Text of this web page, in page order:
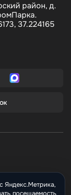
район, д.
37.224165
офертой.
Яндекс.Метрика,
посещаемость